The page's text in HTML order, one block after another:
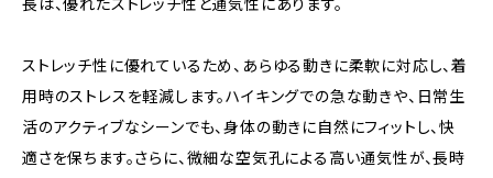
長は、優れたストレッチ性と通気性にあります。
ストレッチ性に優れているため、あらゆる動きに柔軟に対応し、着
用時のストレスを軽減します。ハイキングでの急な動きや、日常生
活のアクティブなシーンでも、身体の動きに自然にフィットし、快
適さを保ちます。さらに、微細な空気孔による高い通気性が、長時